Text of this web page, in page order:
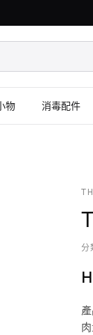
物 消毒配件
分